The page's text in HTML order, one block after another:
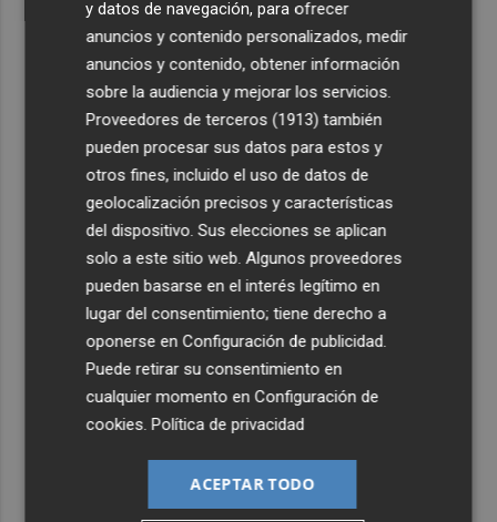
y datos de navegación, para ofrecer
anuncios y contenido personalizados, medir
anuncios y contenido, obtener información
sobre la audiencia y mejorar los servicios.
Proveedores de terceros (1913) también
pueden procesar sus datos para estos y
otros fines, incluido el uso de datos de
geolocalización precisos y características
del dispositivo. Sus elecciones se aplican
solo a este sitio web. Algunos proveedores
pueden basarse en el interés legítimo en
lugar del consentimiento; tiene derecho a
oponerse enConfiguración de publicidad
Puede retirar su consentimiento en
cualquier momento enConfiguración de
cookies .Política de privacidad
ACEPTAR TODO